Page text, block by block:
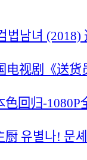
법남녀
电视剧《送
色回归-
厨 유별나! 문